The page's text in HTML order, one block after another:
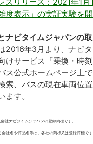
度表示」の実証実験を
ナビタイムジャパンの
2016年3月より、ナビ
けサービス『乗換・時
ス公式ホームページ上
索、バスの現在車両位
ます。
社ナビタイムジャパンの登録商標です。
社名や商品名等は、各社の商標又は登録商標です